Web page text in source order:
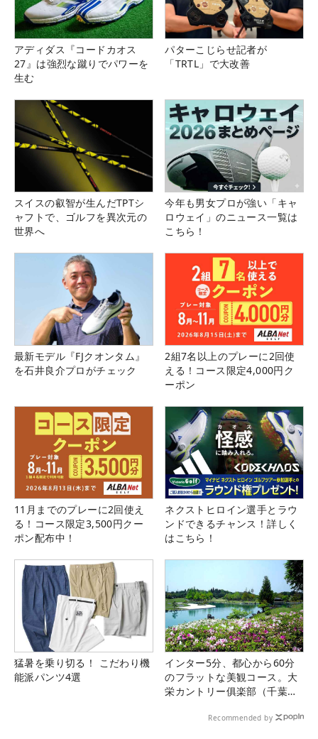
アディダス『コードカオス
27』は強烈な蹴りでパワーを
生む
パターこじらせ記者が
「TRTL」で大改善
スイスの叡智が生んだTPTシ
ャフトで、ゴルフを異次元の
世界へ
今年も男女プロが強い「キャ
ロウェイ」のニュース一覧は
こちら！
最新モデル『FJクオンタム』
を石井良介プロがチェック
2組7名以上のプレーに2回使
える！コース限定4,000円ク
ーポン
11月までのプレーに2回使え
る！コース限定3,500円クー
ポン配布中！
ネクストヒロイン選手とラウ
ンドできるチャンス！詳しく
はこちら！
猛暑を乗り切る！ こだわり機
能派パンツ4選
インター5分、都心から60分
のフラットな美観コース。大
栄カントリー俱楽部（千葉
Recommended by